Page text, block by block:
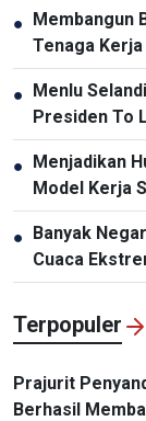
● Membangun
Tenaga
● Menlu
Presiden To
● Menjadikan
Model Kerja
Inovasi
● Banyak
Cuaca
Terpopuler
Prajurit
Berhasil